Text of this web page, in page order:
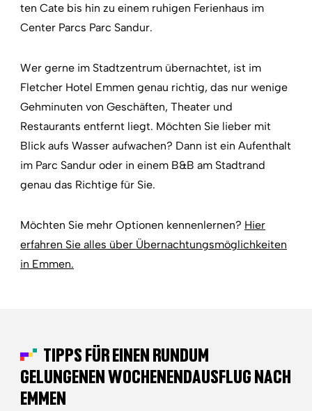
ten Cate bis hin zu einem ruhigen Ferienhaus im
Center Parcs Parc Sandur.
Wer gerne im Stadtzentrum übernachtet, ist im
Fletcher Hotel Emmen genau richtig, das nur wenige
Gehminuten von Geschäften, Theater und
Restaurants entfernt liegt. Möchten Sie lieber mit
Blick aufs Wasser aufwachen? Dann ist ein Aufenthalt
im Parc Sandur oder in einem B&B am Stadtrand
genau das Richtige für Sie.
Möchten Sie mehr Optionen kennenlernen? Hier
erfahren Sie alles über Übernachtungsmöglichkeiten
in Emmen.
TIPPS FÜR EINEN RUNDUM
GELUNGENEN WOCHENENDAUSFLUG NACH
EMMEN